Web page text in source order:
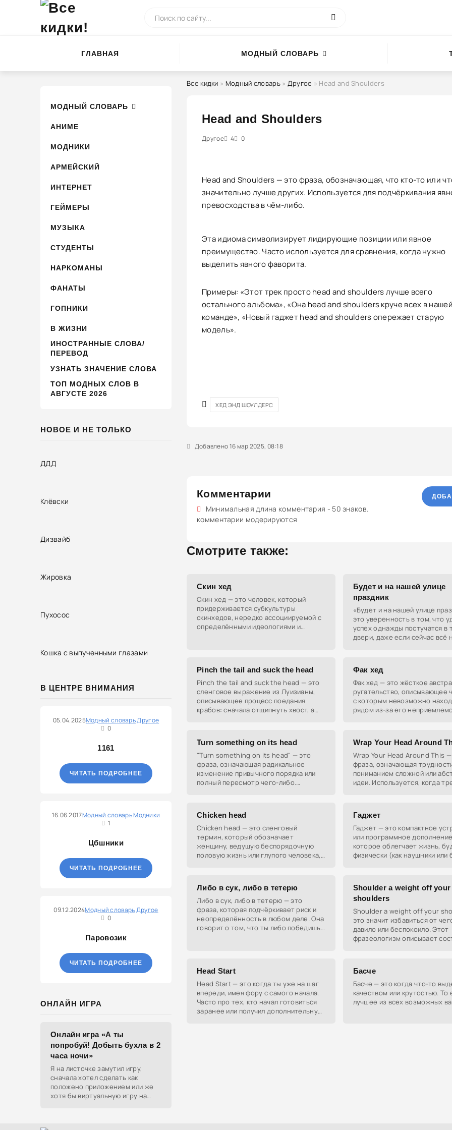
ГЛАВНАЯ МОДНЫЙ СЛОВАРЬ
МОДНЫЙ СЛОВАРЬ
АНИМЕ
МОДНИКИ
АРМЕЙСКИЙ
ИНТЕРНЕТ
ГЕЙМЕРЫ
МУЗЫКА
СТУДЕНТЫ
НАРКОМАНЫ
ФАНАТЫ
ГОПНИКИ
В ЖИЗНИ
ИНОСТРАННЫЕ СЛОВА/
ПЕРЕВОД
УЗНАТЬ ЗНАЧЕНИЕ СЛОВА
ТОП МОДНЫХ СЛОВ В
АВГУСТЕ 2026
НОВОЕ И НЕ ТОЛЬКО
ДДД
Клёвски
Дизвайб
Жировка
Пухосос
Кошка с выпученными глазами
В ЦЕНТРЕ ВНИМАНИЯ
05.04.2025Модный словарьДругое
0
1161
ЧИТАТЬ ПОДРОБНЕЕ
16.06.2017Модный словарьМодники
1
Цбшники
ЧИТАТЬ ПОДРОБНЕЕ
09.12.2024Модный словарьДругое
0
Паровозик
ЧИТАТЬ ПОДРОБНЕЕ
ОНЛАЙН ИГРА
Онлайн игра «А ты
попробуй! Добыть бухла в 2
часа ночи»
Я на листочке замутил игру,
сначала хотел сделать как
положено приложением или же
хотя бы виртуальную игру на
Все кидки » Модный словарь» Другое » Head and Shoulders
Head and Shoulders
Другое 4 0
2 3 4 5
Head and Shoulders — это фраза, обозначающая, что кто-то или
значительно лучше других. Используется для подчёркивания
превосходства в чём-либо.
Эта идиома символизирует лидирующие позиции или явное
преимущество. Часто используется для сравнения, когда нужно
выделить явного фаворита.
Примеры: «Этот трек просто head and shoulders лучше всего
остального альбома», «Она head and shoulders круче всех в
команде», «Новый гаджет head and shoulders опережает старую
модель».
ХЕД ЭНД ШОУЛДЕРС
Добавлено 16 мар 2025, 08:18
Комментарии
Минимальная длина комментария - 50 знаков.
комментарии модерируются
Смотрите также:
Скин хед
Скин хед — это человек, который
придерживается субкультуры
скинхедов, нередко ассоциируемой с
определёнными идеологиями и
Будет и на нашей улице
праздник
«Будет и на нашей улице
это уверенность в том, что
успех однажды постучатся в
двери, даже если сейчас всё
Pinch the tail and suck the head
Pinch the tail and suck the head — это
сленговое выражение из Луизианы,
описывающее процесс поедания
крабов: сначала отщипнуть хвост, а
Фак хед
Фак хед — это жёсткое
ругательство, описывающее
с которым невозможно
рядом из-за его
Turn something on its head
"Turn something on its head" — это
фраза, означающая радикальное
изменение привычного порядка или
полный пересмотр чего-либо.
Wrap Your Head Around
Wrap Your Head Around This
фраза, означающая
пониманием сложной или
идеи. Используется, когда
Chicken head
Chicken head — это сленговый
термин, который обозначает
женщину, ведущую беспорядочную
половую жизнь или глупого человека,
Гаджет
Гаджет — это компактное
или программное
которое облегчает жизнь,
физически (как наушники или
Либо в сук, либо в тетерю
Либо в сук, либо в тетерю — это
фраза, которая подчёркивает риск и
неопределённость в любом деле. Она
говорит о том, что ты либо победишь,
Shoulder a weight off your
shoulders
Shoulder a weight off your
это значит избавиться от
давило или беспокоило. Этот
фразеологизм описывает
Head Start
Head Start — это когда ты уже на шаг
впереди, имея фору с самого начала.
Часто про тех, кто начал готовиться
заранее или получил дополнительную
Басче
Басче — это когда что-то
качеством или крутостью. То
лучшее из всех возможных